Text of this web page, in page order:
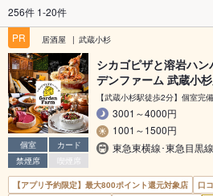
256件 1-20件
PR
居酒屋 武蔵小杉
個室
カード
禁煙席
喫煙席
シカゴピザと溶岩ハ
デンファーム 武蔵小
【武蔵小杉駅徒歩2分】個室完備
3001～4000円
1001～1500円
東急東横線･東急目黒
【アプリ予約限定】最大800ポイント還元対象店
口